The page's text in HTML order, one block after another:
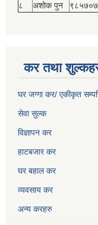
८ अशोक पुन
कर तथा
घर जग्गा कर/ एकीकृत
सेवा सुल्क
विज्ञापन कर
हाटबजार कर
घर बहाल कर
व्यवसाय कर
अन्य करहरु